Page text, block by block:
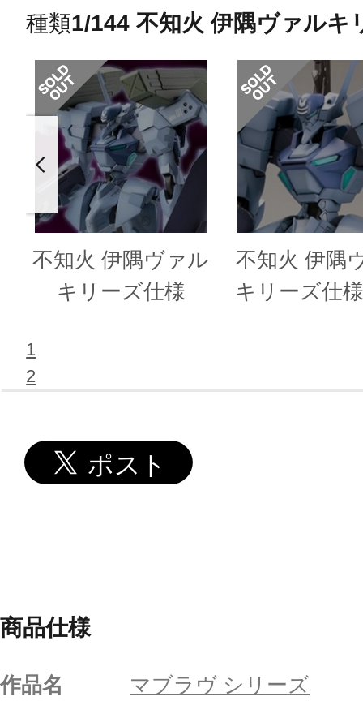
種類1/144 不知火 伊隅ヴァルキ
不知火 伊隅ヴァル
キリーズ仕様
不知火 伊隅
キリーズ仕
1
2
商品仕様
作品名 マブラヴ シリーズ